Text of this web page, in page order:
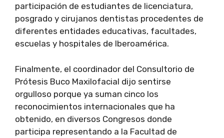
participación de estudiantes de licenciatura,
posgrado y cirujanos dentistas procedentes de
diferentes entidades educativas, facultades,
escuelas y hospitales de Iberoamérica.
Finalmente, el coordinador del Consultorio de
Prótesis Buco Maxilofacial dijo sentirse
orgulloso porque ya suman cinco los
reconocimientos internacionales que ha
obtenido, en diversos Congresos donde
participa representando a la Facultad de